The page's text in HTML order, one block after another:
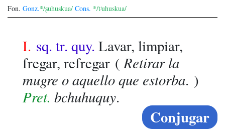
Fon. Gonz.*/ʂuhuskua/ Cons. */tʲuhuskua/
I. sq. tr. quy. Lavar, limpiar,
fregar, refregar ( Retirar la
mugre o aquello que estorba. )
Pret. bchuhuquy.
Conjugar